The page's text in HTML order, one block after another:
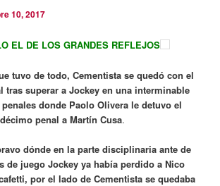
10, 2017
EL DE LOS GRANDES REFLEJOS
tuvo de todo, Cementista se quedó con el
tras superar a Jockey en una interminable
donde Paolo Olivera le detuvo el
décimo penal a Martín Cusa.
dónde en la parte disciplinaria ante de
de juego Jockey ya había perdido a Nico
por el lado de Cementista se quedaba